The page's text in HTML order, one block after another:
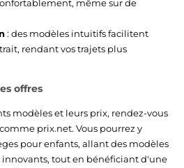
même sur de
: des modèles intuitifs facilitent
rendant vos trajets plus
offres
modèles et leurs prix, rendez-vous
prix.net. Vous pourrez y
pour enfants, allant des modèles
innovants, tout en bénéficiant d'une